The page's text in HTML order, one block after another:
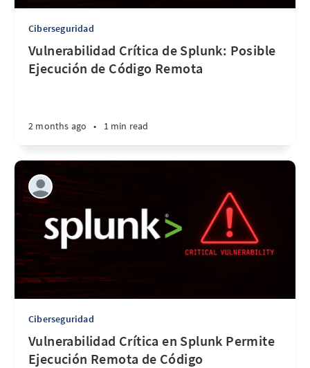
Ciberseguridad
Vulnerabilidad Crítica de Splunk: Posible
Ejecución de Código Remota
2 months ago • 1 min read
Ciberseguridad
Vulnerabilidad Crítica en Splunk Permite
Ejecución Remota de Código